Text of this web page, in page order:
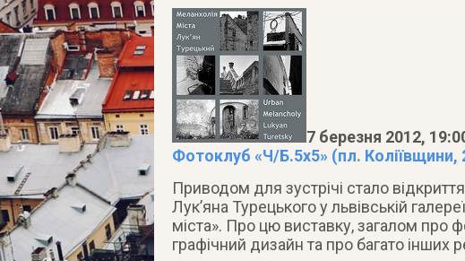
7 березня 2012,
Фотоклуб «Ч/Б.5х5» (пл. Коліївщини,
Приводом для зустрічі стало
Лук’яна Турецького у львівській
міста». Про цю виставку, загалом про
графічний дизайн та про багато інших